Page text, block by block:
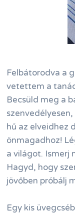
Felbátorodva a
vetettem a
Becsüld meg a
hű az elveidhez
önmagadhoz!
a világot. Ismerj
Hagyd, hogy
jövőben próbálj
Egy kis